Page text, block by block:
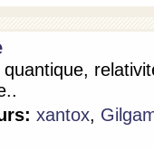
quantique,
xantox,